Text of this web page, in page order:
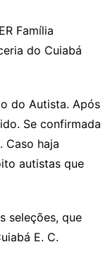
Família
do Cuiabá
do Autista. Após
Se confirmada
Caso haja
autistas que
seleções, que
E. C.